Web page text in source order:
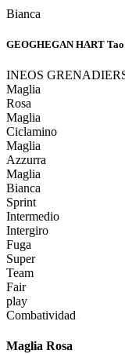
Bianca
GEOGHEGAN HART Tao
INEOS
Maglia
Rosa
Maglia
Ciclamino
Maglia
Azzurra
Maglia
Bianca
Sprint
Intermedio
Intergiro
Fuga
Super
Team
Fair
play
Combatividad
Maglia Rosa